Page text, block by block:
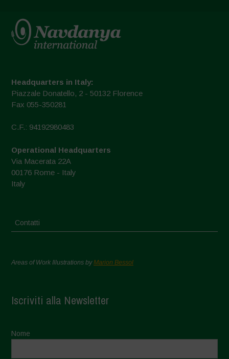
Headquarters in Italy:
Piazzale Donatello, 2 - 50132 Florence
Fax 055-350281
C.F.: 94192980483
Operational Headquarters
Via Macerata 22A
00176 Rome - Italy
Italy
Contatti
Areas of Work Illustrations byMarion Bessol
Iscriviti alla Newsletter
Nome